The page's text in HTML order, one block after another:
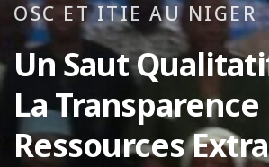
OSC ET ITIE AU NIGER
Un Saut
La Transparence
Ressources